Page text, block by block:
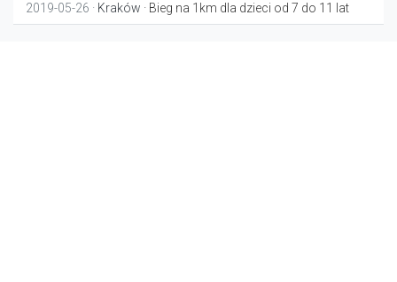
2019-05-26 · Kraków · Bieg na 1km dla dzieci od 7 do 11 lat